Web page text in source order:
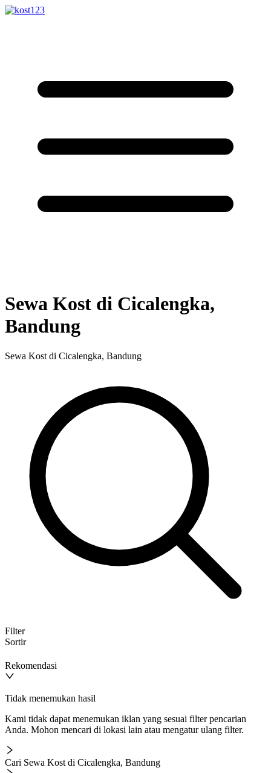
Sewa Kost di Cicalengka,
Bandung
Sewa Kost di Cicalengka, Bandung
Filter
Sortir
Rekomendasi
Tidak menemukan hasil
Kami tidak dapat menemukan iklan yang sesuai filter pencarian
Anda. Mohon mencari di lokasi lain atau mengatur ulang filter.
Cari Sewa Kost di Cicalengka, Bandung